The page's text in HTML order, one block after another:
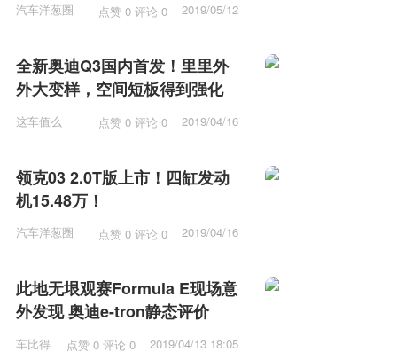
汽车洋葱圈 点赞 0 评论 0
2019/05/12
全新奥迪Q3国内首发！里里外
外大变样，空间短板得到强化
这车值么 点赞 0 评论 0
2019/04/16
领克03 2.0T版上市！四缸发动
机15.48万！
汽车洋葱圈 点赞 0 评论 0
2019/04/16
此地无垠观赛Formula E现场意
外发现 奥迪e-tron静态评价
车比得 点赞 0 评论 0 2019/04/13 18:05